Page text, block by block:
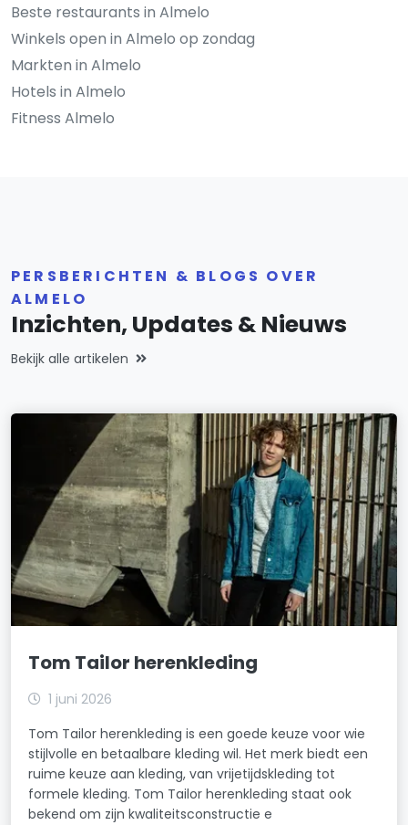
Beste restaurants in Almelo
Winkels open in Almelo op zondag
Markten in Almelo
Hotels in Almelo
Fitness Almelo
PERSBERICHTEN & BLOGS OVER
ALMELO
Inzichten, Updates & Nieuws
Bekijk alle artikelen
Tom Tailor herenkleding
1 juni 2026
Tom Tailor herenkleding is een goede keuze voor wie
stijlvolle en betaalbare kleding wil. Het merk biedt een
ruime keuze aan kleding, van vrijetijdskleding tot
formele kleding. Tom Tailor herenkleding staat ook
bekend om zijn kwaliteitsconstructie e